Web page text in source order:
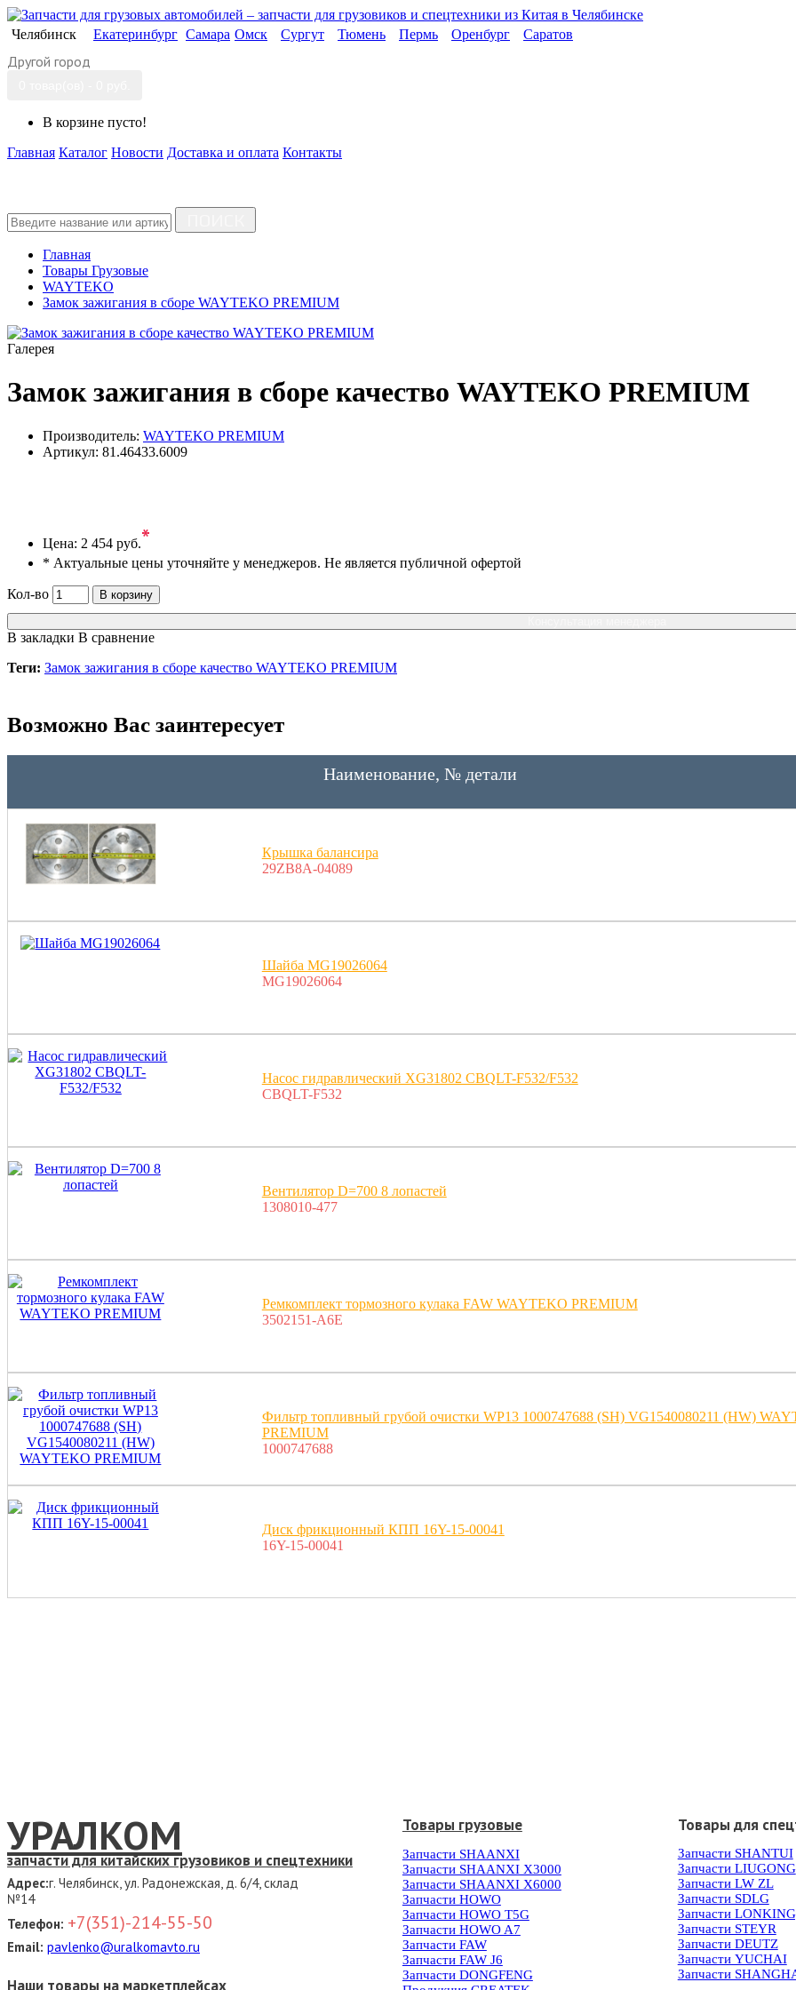
Челябинск Екатеринбург Самара Омск Сургут Тюмень Пермь Оренбург Саратов
Другой город
В корзине пусто!
Главная Каталог Новости Доставка и оплата Контакты
Главная
Товары Грузовые
WAYTEKO
Замок зажигания в сборе WAYTEKO PREMIUM
Галерея
Замок зажигания в сборе качество WAYTEKO PREMIUM
Производитель: WAYTEKO PREMIUM
Артикул: 81.46433.6009
Цена: 2 454 руб.*
* Актуальные цены уточняйте у менеджеров. Не является публичной офертой
Кол-во
В корзину
В закладки В сравнение
Теги: Замок зажигания в сборе качество WAYTEKO PREMIUM
Возможно Вас заинтересует
Наименование, № детали
Крышка балансира
29ZB8A-04089
Шайба MG19026064
MG19026064
Насос гидравлический XG31802 CBQLT-F532/F532
CBQLT-F532
Вентилятор D=700 8 лопастей
1308010-477
Ремкомплект тормозного кулака FAW WAYTEKO PREMIUM
3502151-A6E
Фильтр топливный грубой очистки WP13 1000747688 (SH) VG1540080211 (HW)
PREMIUM
1000747688
Диск фрикционный КПП 16Y-15-00041
16Y-15-00041
УРАЛКОМ
запчасти для китайских грузовиков и спецтехники
Адрес:г. Челябинск, ул. Радонежская, д. 6/4, склад
№14
Телефон: +7(351)-214-55-50
Email: pavlenko@uralkomavto.ru
Наши товары на маркетплейсах
Товары грузовые
Запчасти SHAANXI
Запчасти SHAANXI X3000
Запчасти SHAANXI X6000
Запчасти HOWO
Запчасти HOWO T5G
Запчасти HOWO A7
Запчасти FAW
Запчасти FAW J6
Запчасти DONGFENG
Товары для
Запчасти SHANTUI
Запчасти LIUGONG
Запчасти LW ZL
Запчасти SDLG
Запчасти
Запчасти STEYR
Запчасти DEUTZ
Запчасти YUCHAI
Запчасти